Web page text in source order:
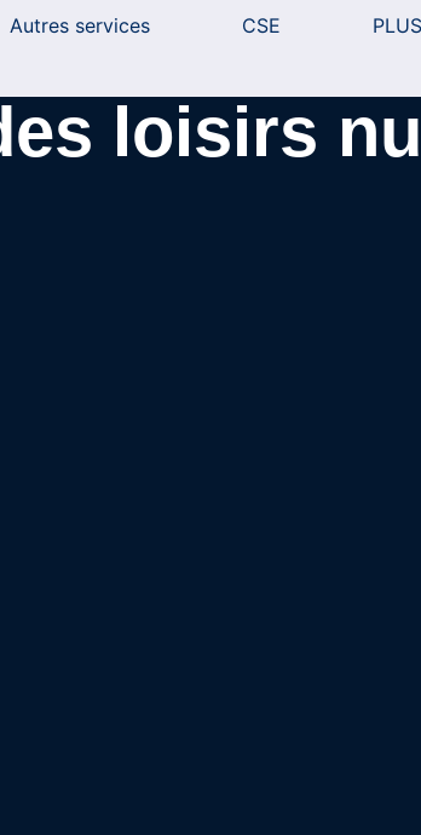
Autres services CSE
loisirs